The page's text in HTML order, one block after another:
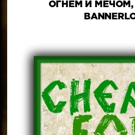
ОГНЕМ И МЕЧОМ,